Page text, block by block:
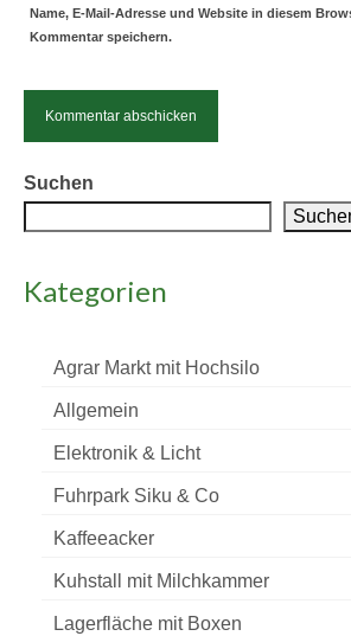
Name, E-Mail-Adresse und Website in diesem
Kommentar speichern.
Suchen
Kategorien
Agrar Markt mit Hochsilo
Allgemein
Elektronik & Licht
Fuhrpark Siku & Co
Kaffeeacker
Kuhstall mit Milchkammer
Lagerfläche mit Boxen